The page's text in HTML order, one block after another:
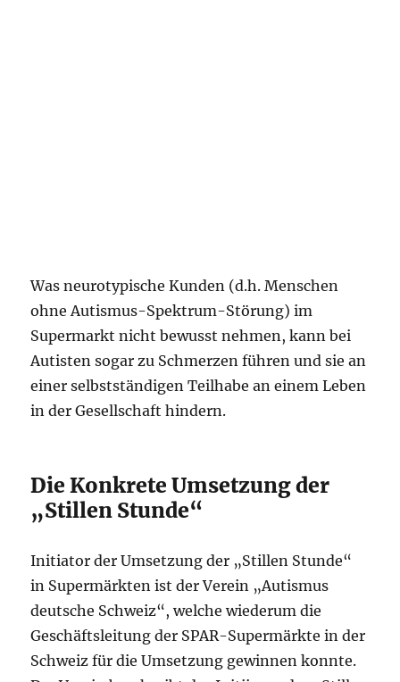
Was neurotypische Kunden (d.h. Menschen
ohne Autismus-Spektrum-Störung) im
Supermarkt nicht bewusst nehmen, kann bei
Autisten sogar zu Schmerzen führen und sie an
einer selbstständigen Teilhabe an einem Leben
in der Gesellschaft hindern.
Die Konkrete Umsetzung der
„Stillen Stunde“
Initiator der Umsetzung der „Stillen Stunde“
in Supermärkten ist der Verein „Autismus
deutsche Schweiz“, welche wiederum die
Geschäftsleitung der SPAR-Supermärkte in der
Schweiz für die Umsetzung gewinnen konnte.